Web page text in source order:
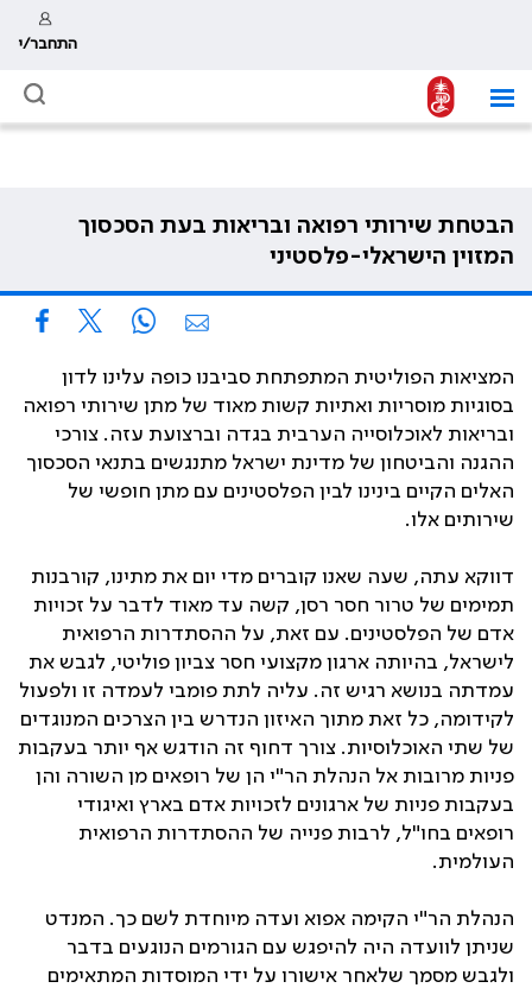
התחבר/י
הבטחת שירותי רפואה ובריאות בעת הסכסוך
המזוין הישראלי-פלסטיני
המציאות הפוליטית המתפתחת סביבנו כופה עלינו לדון
בסוגיות מוסריות ואתיות קשות מאוד של מתן שירותי רפואה
ובריאות לאוכלוסייה הערבית בגדה וברצועת עזה. צורכי
ההגנה והביטחון של מדינת ישראל מתנגשים בתנאי הסכסוך
האלים הקיים בינינו לבין הפלסטינים עם מתן חופשי של
שירותים אלו.
דווקא עתה, שעה שאנו קוברים מדי יום את מתינו, קורבנות
תמימים של טרור חסר רסן, קשה עד מאוד לדבר על זכויות
אדם של הפלסטינים. עם זאת, על ההסתדרות הרפואית
לישראל, בהיותה ארגון מקצועי חסר צביון פוליטי, לגבש את
עמדתה בנושא רגיש זה. עליה לתת פומבי לעמדה זו ולפעול
לקידומה, כל זאת מתוך האיזון הנדרש בין הצרכים המנוגדים
של שתי האוכלוסיות. צורך דחוף זה הודגש אף יותר בעקבות
פניות מרובות אל הנהלת הר"י הן של רופאים מן השורה והן
בעקבות פניות של ארגונים לזכויות אדם בארץ ואיגודי
רופאים בחו"ל, לרבות פנייה של ההסתדרות הרפואית
העולמית.
הנהלת הר"י הקימה אפוא ועדה מיוחדת לשם כך. המנדט
שניתן לוועדה היה להיפגש עם הגורמים הנוגעים בדבר
ולגבש מסמך שלאחר אישורו על ידי המוסדות המתאימים